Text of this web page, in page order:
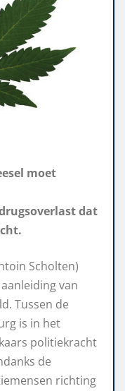
moet
dat
Scholten)
van
Tussen de
is in het
politiekracht
de
richting